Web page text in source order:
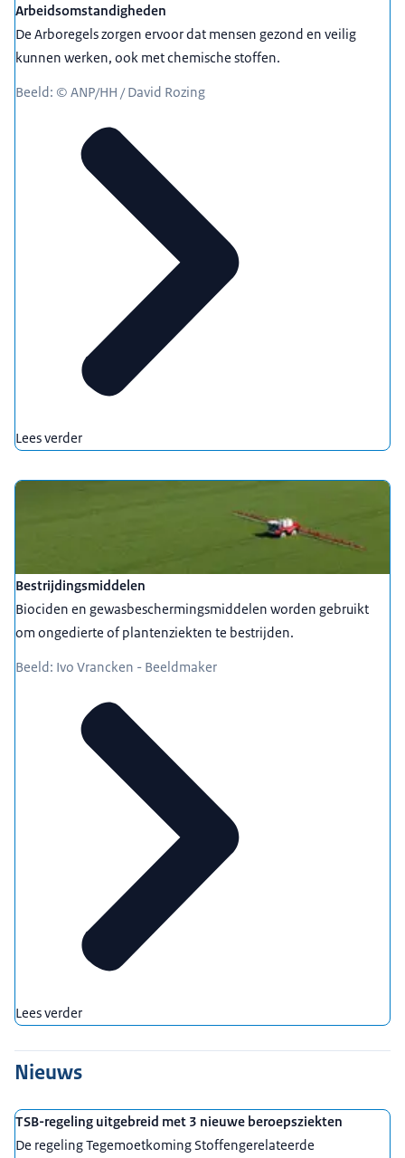
Arbeidsomstandigheden
De Arboregels zorgen ervoor dat mensen gezond en veilig
kunnen werken, ook met chemische stoffen.
Beeld: © ANP/HH / David Rozing
Lees verder
Bestrijdingsmiddelen
Biociden en gewasbeschermingsmiddelen worden gebruikt
om ongedierte of plantenziekten te bestrijden.
Beeld: Ivo Vrancken - Beeldmaker
Lees verder
Nieuws
TSB-regeling uitgebreid met 3 nieuwe beroepsziekten
De regeling Tegemoetkoming Stoffengerelateerde